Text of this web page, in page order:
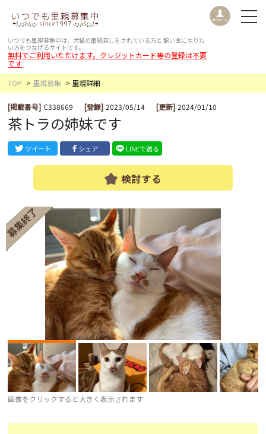
いつでも里親募集中は、犬猫の里親探しをされている方と 飼い主になりた
い方をつなげるサイトです。
無料でご利用いただけます。クレジットカード等の登録は不要
です
TOP
里親募集 里親詳細
[掲載番号] C338669 [登録] 2023/05/14 [更新] 2024/01/10
茶トラの姉妹です
ツイート シェア LINEで送る
検討する
画像をクリックすると大きく表示されます